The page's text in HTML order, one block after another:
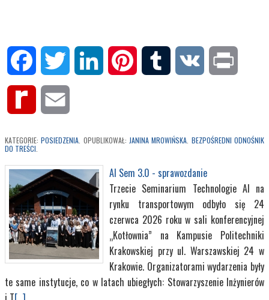
Facebook Twitter LinkedIn Pinterest Tumblr VK
Rediff
KATEGORIE:POSIEDZENIA. OPUBLIKOWAŁ:JANINA MROWIŃSKA. BEZPOŚREDNI ODNOŚNIK
DO TREŚCI.
AI Sem 3.0 - sprawozdanie
Trzecie Seminarium Technologie AI na
rynku transportowym odbyło się 24
czerwca 2026 roku w sali konferencyjnej
„Kotłownia” na Kampusie Politechniki
Krakowskiej przy ul. Warszawskiej 24 w
Krakowie. Organizatorami wydarzenia były
te same instytucje, co w latach ubiegłych: Stowarzyszenie Inżynierów